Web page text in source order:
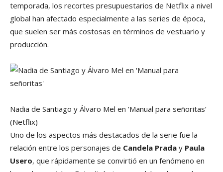
temporada, los recortes presupuestarios de Netflix a nivel
global han afectado especialmente a las series de época,
que suelen ser más costosas en términos de vestuario y
producción.
Nadia de Santiago y Álvaro Mel en ‘Manual para señoritas’
(Netflix)
Uno de los aspectos más destacados de la serie fue la
relación entre los personajes de Candela Prada y Paula
Usero, que rápidamente se convirtió en un fenómeno en